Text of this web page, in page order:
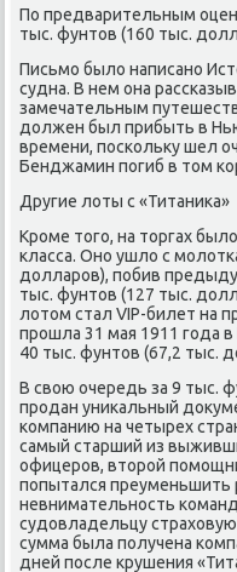
По предварительным
тыс. фунтов (160 тыс.
Письмо было написано
судна. В нем она
замечательным
должен был прибыть в
времени, поскольку шел
Бенджамин погиб в том
Другие лоты с «Титаника»
Кроме того, на торгах
класса. Оно ушло с
долларов), побив
тыс. фунтов (127 тыс.
лотом стал VIP-билет на
прошла 31 мая 1911 года
40 тыс. фунтов (67,2 тыс.
В свою очередь за 9 тыс.
продан уникальный
компанию на четырех
самый старший из
офицеров, второй
попытался преуменьшить
невнимательность
судовладельцу
сумма была получена
дней после крушения